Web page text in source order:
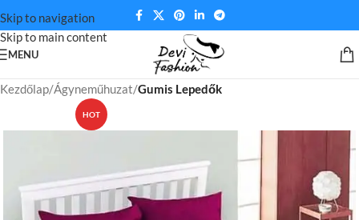
Skip to navigation
Skip to main content
MENU
Kezdőlap Ágyneműhuzat Gumis Lepedők
HOT